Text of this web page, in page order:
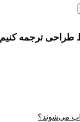
طراحی ترجمه کنیم
می‌شوند؟